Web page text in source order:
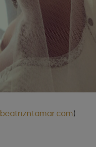
beatrizntamar.com)